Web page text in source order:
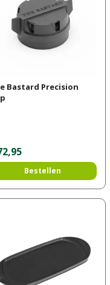
Bastard Precision
,95
Bestellen